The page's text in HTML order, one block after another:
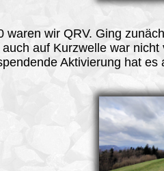
waren wir QRV. Ging
auf Kurzwelle war nicht
Aktivierung hat es